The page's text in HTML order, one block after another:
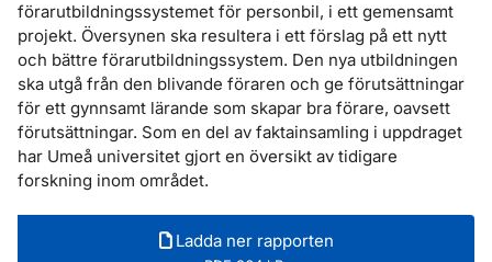
förarutbildningssystemet för personbil, i ett gemensamt
projekt. Översynen ska resultera i ett förslag på ett nytt
och bättre förarutbildningssystem. Den nya utbildningen
ska utgå från den blivande föraren och ge förutsättningar
för ett gynnsamt lärande som skapar bra förare, oavsett
förutsättningar. Som en del av faktainsamling i uppdraget
har Umeå universitet gjort en översikt av tidigare
forskning inom området.
Ladda ner rapporten